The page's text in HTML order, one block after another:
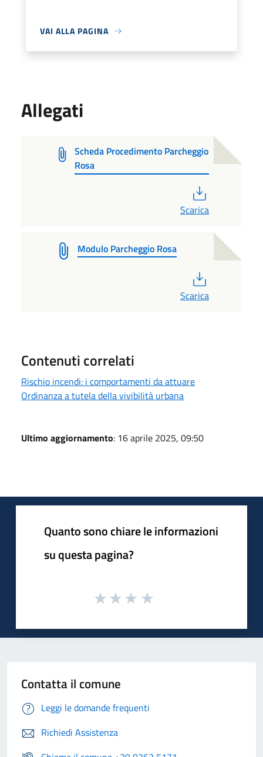
VAI ALLA PAGINA
Allegati
Scheda Procedimento Parcheggio
Rosa
Scarica
Modulo Parcheggio Rosa
Scarica
Contenuti correlati
Rischio incendi: i comportamenti da attuare
Ordinanza a tutela della vivibilità urbana
Ultimo aggiornamento: 16 aprile 2025, 09:50
Quanto sono chiare le informazioni
su questa pagina?
Contatta il comune
Leggi le domande frequenti
Richiedi Assistenza